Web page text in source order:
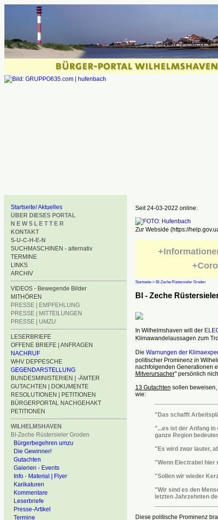
Startseite/ Aktuelles
ÜBER DIESES PORTAL
N E W S L E T T E R
KONTAKT
S-U-C-H-E-N
SUCHMASCHINEN - alternativ
TERMINE
LINKS
ARCHIV
VIDEOS - Bewegende Bilder
MITHÖREN
PRESSE | EMPFEHLUNG
PRESSE | MITTEILUNGEN
PRESSE | UMZU
LESERBRIEFE
OFFENE BRIEFE | ANFRAGEN
NACHRUF
WHV DEPPESCHE
GEGENDARSTELLUNG
BUNDESMINISTERIEN | -ÄMTER
GUTACHTEN | DOKUMENTE
RESOLUTIONEN | PETITIONEN
BÜRGERPORTAL NACHGEHAKT
PETITIONEN
WILHELMSHAVEN
BI-Zeche Rüstersieler Groden
Bürgerbegehren umzu
Die Gewinner!
Gutachten
Galerien - Events
Info - Material | Flyer
Karikaturen
Kommentare
Leserbriefe
Presse-Artikel
Termine
Seit 24-03-2022 online:
Zur Webside (https://
Startseite-> BI-Zeche Rüstersieler Groden
BI - Zeche
In Wilhelmshaven will der
Klimawandelaussagen zum
Die Warnungen der
politischer Prominenz in
nachfolgenden Generationen
Mitverursacher" persönlich
13 Gutachten sollen
wie:
"Das schafft
"...es ist der Anfang in
ganzeRegion
"Es wird zwar lauter,
"Wenn Electrabel hier
"Sollen wir wieder
"Wir sind es den
letztenJahrzehnten
Diese politische Prominenz